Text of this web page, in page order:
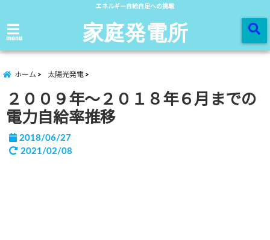
エネルギー自給自足への挑戦
menu 家庭発電所
ホーム 太陽光発電
２００９年～２０１８年６月までの
電力自給率推移
2018/06/27
2021/02/08